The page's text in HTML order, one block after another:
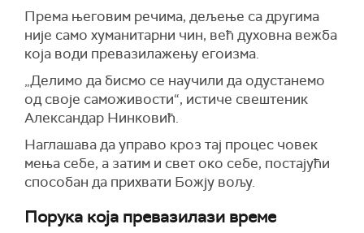
Према његовим речима, дељење са другима
није само хуманитарни чин, већ духовна вежба
која води превазилажењу егоизма.
„Делимо да бисмо се научили да одустанемо
од своје саможивости“, истиче свештеник
Александар Нинковић.
Наглашава да управо кроз тај процес човек
мења себе, а затим и свет око себе, постајући
способан да прихвати Божју вољу.
Порука која превазилази време